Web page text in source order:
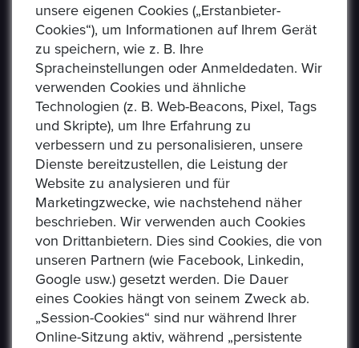
USEFUL LINKS
Datenschutzerklaerung
Häufig Gestellte Fragen
Verkäufer Richtlinien
Impressum
Kommissionsgebühren
unsere eigenen Cookies („Erstanbieter-
Cookies“), um Informationen auf Ihrem Gerät
zu speichern, wie z. B. Ihre
Spracheinstellungen oder Anmeldedaten. Wir
verwenden Cookies und ähnliche
Technologien (z. B. Web-Beacons, Pixel, Tags
und Skripte), um Ihre Erfahrung zu
verbessern und zu personalisieren, unsere
Dienste bereitzustellen, die Leistung der
Website zu analysieren und für
Marketingzwecke, wie nachstehend näher
beschrieben. Wir verwenden auch Cookies
von Drittanbietern. Dies sind Cookies, die von
unseren Partnern (wie Facebook, Linkedin,
Google usw.) gesetzt werden. Die Dauer
eines Cookies hängt von seinem Zweck ab.
„Session-Cookies“ sind nur während Ihrer
Online-Sitzung aktiv, während „persistente